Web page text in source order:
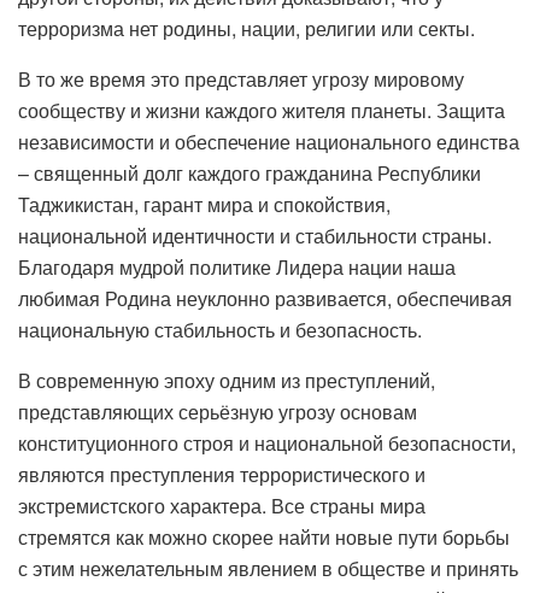
терроризма нет родины, нации, религии или секты.
В то же время это представляет угрозу мировому
сообществу и жизни каждого жителя планеты. Защита
независимости и обеспечение национального единства
– священный долг каждого гражданина Республики
Таджикистан, гарант мира и спокойствия,
национальной идентичности и стабильности страны.
Благодаря мудрой политике Лидера нации наша
любимая Родина неуклонно развивается, обеспечивая
национальную стабильность и безопасность.
В современную эпоху одним из преступлений,
представляющих серьёзную угрозу основам
конституционного строя и национальной безопасности,
являются преступления террористического и
экстремистского характера. Все страны мира
стремятся как можно скорее найти новые пути борьбы
с этим нежелательным явлением в обществе и принять